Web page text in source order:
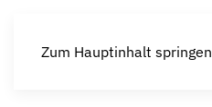
Zum Hauptinhalt springen